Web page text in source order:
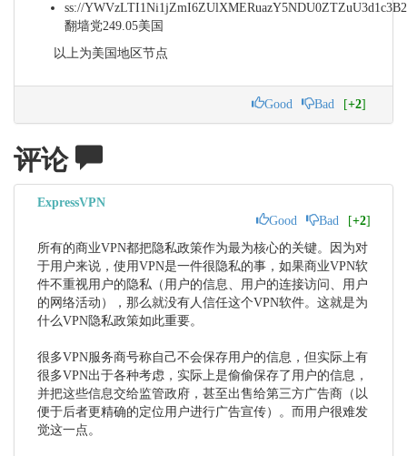
ss://
翻墙党249.05美国
以上为美国地区节点
Good Bad [+2]
评论
ExpressVPN
Good
Bad [+2]
所有的商业VPN都把隐私政策作为最为核心的关键。因为对
于用户来说，使用VPN是一件很隐私的事，如果商业VPN软
件不重视用户的隐私（用户的信息、用户的连接访问、用户
的网络活动），那么就没有人信任这个VPN软件。这就是为
什么VPN隐私政策如此重要。
很多VPN服务商号称自己不会保存用户的信息，但实际上有
很多VPN出于各种考虑，实际上是偷偷保存了用户的信息，
并把这些信息交给监管政府，甚至出售给第三方广告商（以
便于后者更精确的定位用户进行广告宣传）。而用户很难发
觉这一点。